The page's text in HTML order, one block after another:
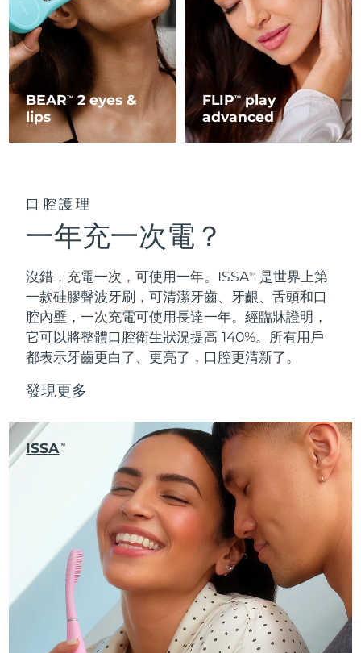
BEARTM
2 eyes &
lips
FLIPTMplay
advanced
口腔護理
一年充一次電？
沒錯，充電一次，可使用一年。ISSATM
是世界上第
一款硅膠聲波牙刷，可清潔牙齒、牙齦、舌頭和口
腔內壁，一次充電可使用長達一年。經臨牀證明，
它可以將整體口腔衛生狀況提高 140%。所有用戶
都表示牙齒更白了、更亮了，口腔更清新了。
發現更多
ISSATM